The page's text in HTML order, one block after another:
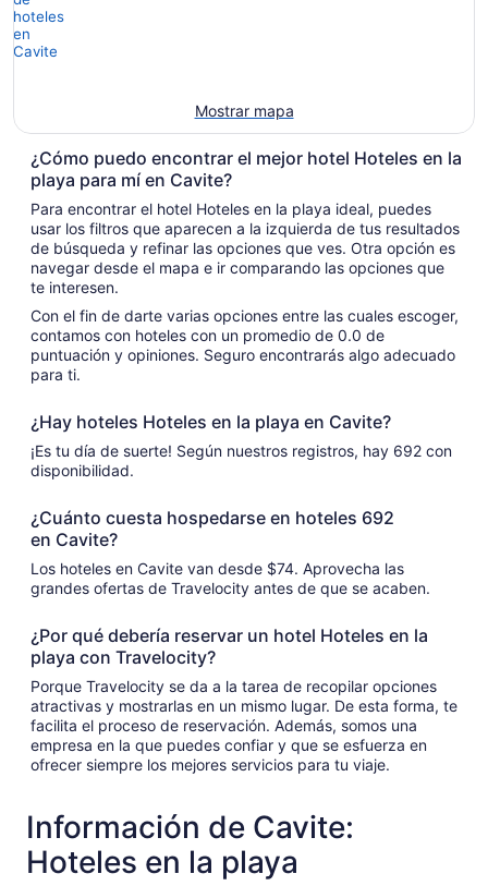
Mostrar mapa
¿Cómo puedo encontrar el mejor hotel Hoteles en la
playa para mí en Cavite?
Para encontrar el hotel Hoteles en la playa ideal, puedes
usar los filtros que aparecen a la izquierda de tus resultados
de búsqueda y refinar las opciones que ves. Otra opción es
navegar desde el mapa e ir comparando las opciones que
te interesen.
Con el fin de darte varias opciones entre las cuales escoger,
contamos con hoteles con un promedio de 0.0 de
puntuación y opiniones. Seguro encontrarás algo adecuado
para ti.
¿Hay hoteles Hoteles en la playa en Cavite?
¡Es tu día de suerte! Según nuestros registros, hay 692 con
disponibilidad.
¿Cuánto cuesta hospedarse en hoteles 692
en Cavite?
Los hoteles en Cavite van desde $74. Aprovecha las
grandes ofertas de Travelocity antes de que se acaben.
¿Por qué debería reservar un hotel Hoteles en la
playa con Travelocity?
Porque Travelocity se da a la tarea de recopilar opciones
atractivas y mostrarlas en un mismo lugar. De esta forma, te
facilita el proceso de reservación. Además, somos una
empresa en la que puedes confiar y que se esfuerza en
ofrecer siempre los mejores servicios para tu viaje.
Información de Cavite:
Hoteles en la playa